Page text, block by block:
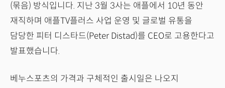
(묶음) 방식입니다. 지난 3월 3사는 애플에서 10년 동안
재직하며 애플TV플러스 사업 운영 및 글로벌 유통을
담당한 피터 디스타드(Peter Distad)를 CEO로 고용한다고
발표했습니다.
베누스포츠의 가격과 구체적인 출시일은 나오지